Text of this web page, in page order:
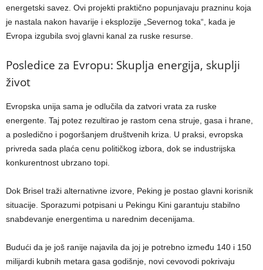
energetski savez. Ovi projekti praktično popunjavaju prazninu koja
je nastala nakon havarije i eksplozije „Severnog toka“, kada je
Evropa izgubila svoj glavni kanal za ruske resurse.
Posledice za Evropu: Skuplja energija, skuplji
život
Evropska unija sama je odlučila da zatvori vrata za ruske
energente. Taj potez rezultirao je rastom cena struje, gasa i hrane,
a posledično i pogoršanjem društvenih kriza. U praksi, evropska
privreda sada plaća cenu političkog izbora, dok se industrijska
konkurentnost ubrzano topi.
Dok Brisel traži alternativne izvore, Peking je postao glavni korisnik
situacije. Sporazumi potpisani u Pekingu Kini garantuju stabilno
snabdevanje energentima u narednim decenijama.
Budući da je još ranije najavila da joj je potrebno između 140 i 150
milijardi kubnih metara gasa godišnje, novi cevovodi pokrivaju